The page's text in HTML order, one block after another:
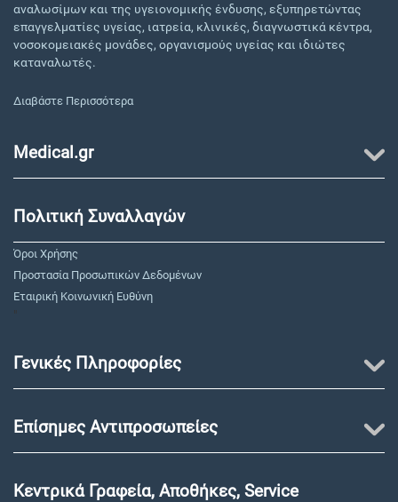
αναλωσίμων και της υγειονομικής ένδυσης, εξυπηρετώντας
επαγγελματίες υγείας, ιατρεία, κλινικές, διαγνωστικά κέντρα,
νοσοκομειακές μονάδες, οργανισμούς υγείας και ιδιώτες
καταναλωτές.
Διαβάστε Περισσότερα
Medical.gr
Πολιτική Συναλλαγών
Όροι Χρήσης
Προστασία Προσωπικών Δεδομένων
Εταιρική Κοινωνική Ευθύνη
"
Γενικές Πληροφορίες
Επίσημες Αντιπροσωπείες
Κεντρικά Γραφεία, Αποθήκες, Service